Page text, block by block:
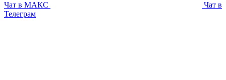
Чат в МАКС
Чат в
Телеграм